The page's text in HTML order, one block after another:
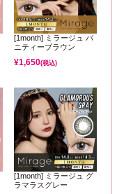
[1month] ミラージュ バ
ニティーブラウン
¥1,650(税込)
[1month] ミラージュ グ
ラマラスグレー